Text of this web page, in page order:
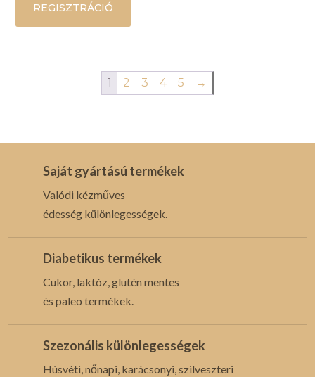
REGISZTRÁCIÓ
1 2 3 4 5 →
Saját gyártású termékek
Valódi kézműves
édesség különlegességek.
Diabetikus termékek
Cukor, laktóz, glutén mentes
és paleo termékek.
Szezonális különlegességek
Húsvéti, nőnapi, karácsonyi, szilveszteri